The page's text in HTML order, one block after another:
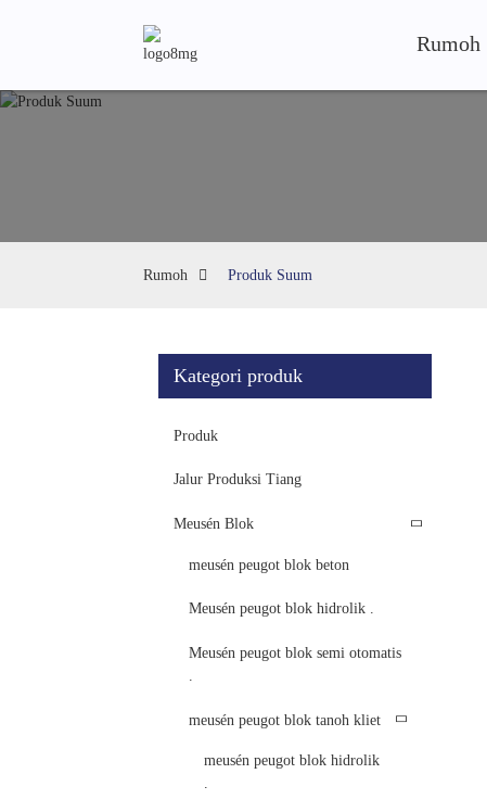
Rumoh
Rumoh Produk Suum
Kategori produk
Produk
Jalur Produksi Tiang
Meusén Blok
meusén peugot blok beton
Meusén peugot blok hidrolik .
Meusén peugot blok semi otomatis
meusén peugot blok tanoh kliet
meusén peugot blok hidrolik
.